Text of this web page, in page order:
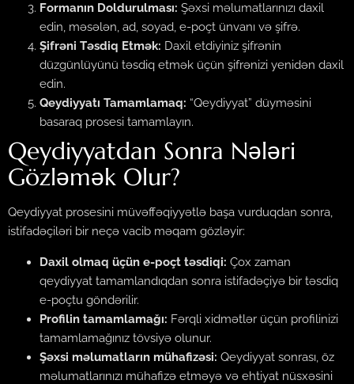
Formanın Doldurulması: Şəxsi məlumatlarınızı daxil
edin, məsələn, ad, soyad, e-poçt ünvanı və şifrə.
Şifrəni Təsdiq Etmək: Daxil etdiyiniz şifrənin
düzgünlüyünü təsdiq etmək üçün şifrənizi yenidən daxil
edin.
Qeydiyyatı Tamamlamaq: “Qeydiyyat” düyməsini
basaraq prosesi tamamlayın.
Qeydiyyatdan Sonra Nələri
Gözləmək Olur?
Qeydiyyat prosesini müvəffəqiyyətlə başa vurduqdan sonra,
istifadəçiləri bir neçə vacib məqam gözləyir:
Daxil olmaq üçün e-poçt təsdiqi: Çox zaman
qeydiyyat tamamlandıqdan sonra istifadəçiyə bir təsdiq
e-poçtu göndərilir.
Profilin tamamlamağı: Fərqli xidmətlər üçün profilinizi
tamamlamağınız tövsiyə olunur.
Şəxsi məlumatların mühafizəsi: Qeydiyyat sonrası, öz
məlumatlarınızı mühafizə etməyə və ehtiyat nüsxəsini